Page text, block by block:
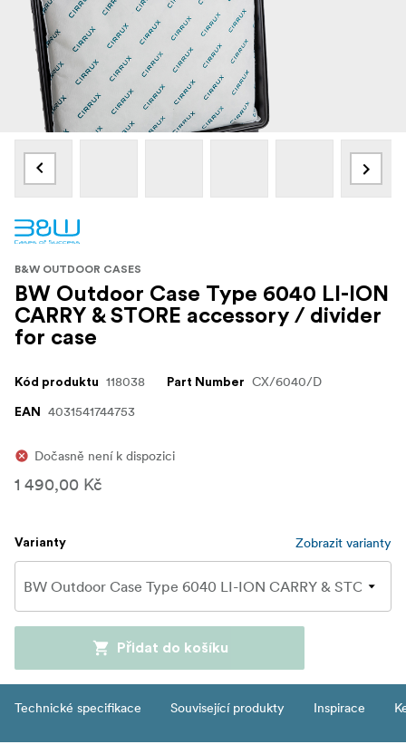
B&W OUTDOOR CASES
BW Outdoor Case Type 6040 LI-ION
CARRY & STORE accessory / divider
for case
Kód produktu 118038 Part Number CX/6040/D
EAN 4031541744753
Dočasně není k dispozici
1 490,00 Kč
Varianty Zobrazit varianty
Přidat do košíku
Technické specifikace Související produkty Inspirace